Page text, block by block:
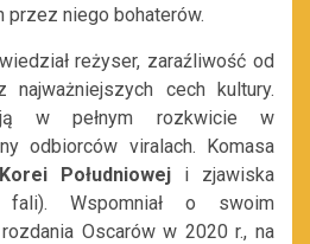
przez niego bohaterów.
reżyser, zaraźliwość od
cech kultury.
w pełnym rozkwicie w
odbiorców viralach. Komasa
Korei Południowej i zjawiska
fali). Wspomniał o swoim
Oscarów w 2020 r., na